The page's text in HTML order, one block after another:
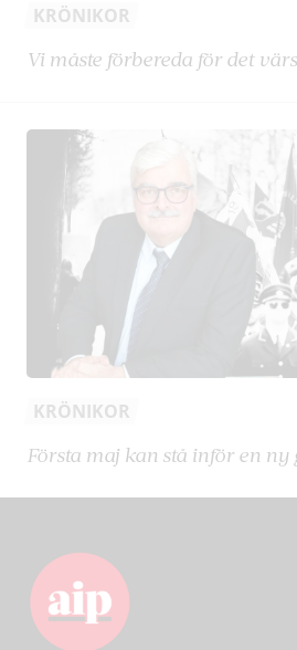
KRÖNIKOR
Vi måste förbereda för det
KRÖNIKOR
Första maj kan stå inför en